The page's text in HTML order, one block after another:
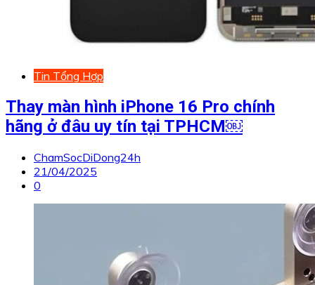
Tin Tổng Hợp
Thay màn hình iPhone 16 Pro chính
hãng ở đâu uy tín tại TPHCM￼
ChamSocDiDong24h
21/04/2025
0